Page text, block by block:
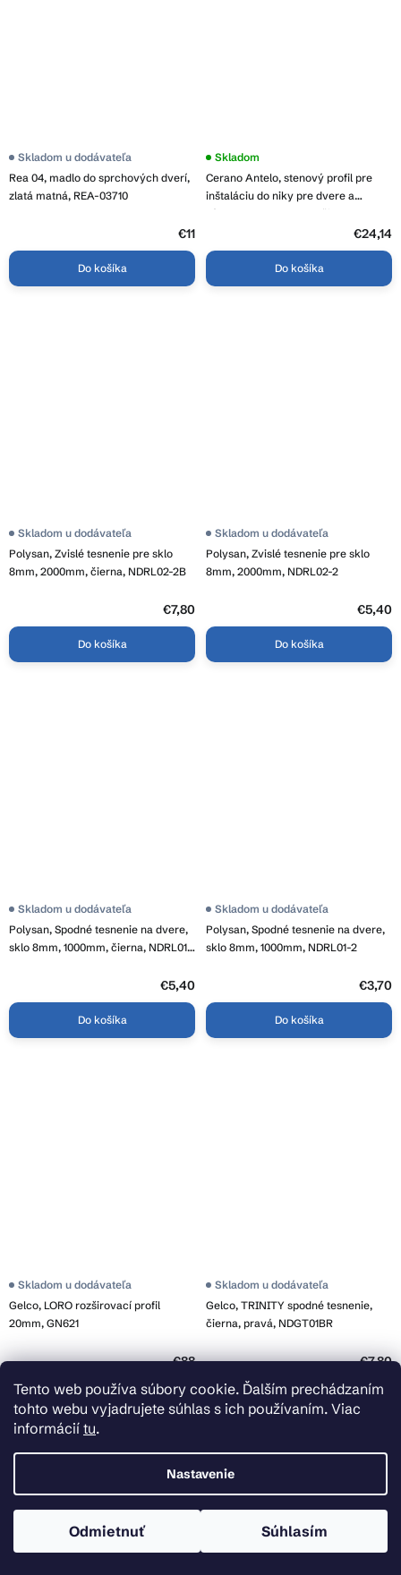
Tento web používa súbory cookie. Ďalším prechádzaním
tohto webu vyjadrujete súhlas s ich používaním. Viac
informácií tu.
Nastavenie
Odmietnuť Súhlasím
Rea 04, madlo do sprchových dverí,
zlatá matná, REA-03710
Skladom u dodávateľa
€11
Do košíka
Cerano Antelo, stenový profil pre
inštaláciu do niky pre dvere a
zásteny Antelo 190cm, čierna, CER-
Skladom
€24,14
Do košíka
Polysan, Zvislé tesnenie pre sklo
8mm, 2000mm, čierna, NDRL02-2B
Skladom u dodávateľa
€7,80
Do košíka
Polysan, Zvislé tesnenie pre sklo
8mm, 2000mm, NDRL02-2
Skladom u dodávateľa
€5,40
Do košíka
Polysan, Spodné tesnenie na dvere,
sklo 8mm, 1000mm, čierna, NDRL01-
Skladom u dodávateľa
€5,40
Do košíka
Polysan, Spodné tesnenie na dvere,
sklo 8mm, 1000mm, NDRL01-2
Skladom u dodávateľa
€3,70
Do košíka
Gelco, LORO rozširovací profil
20mm, GN621
Skladom u dodávateľa
€88
Do košíka
Gelco, TRINITY spodné tesnenie,
čierna, pravá, NDGT01BR
Skladom u dodávateľa
€7,80
Do košíka